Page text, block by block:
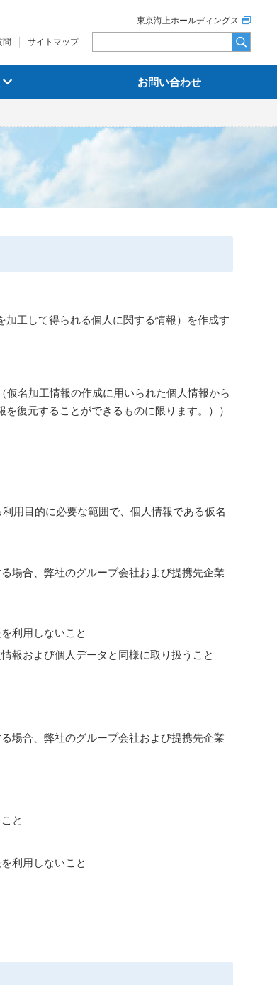
東京海上ホールディングス
問 サイトマップ
お問い合わせ
工して得られる個人に関する情報）を作成す
名加工情報の作成に用いられた個人情報から
復元することができるものに限ります。））
用目的に必要な範囲で、個人情報である仮名
場合、弊社のグループ会社および提携先企業
利用しないこと
報および個人データと同様に取り扱うこと
場合、弊社のグループ会社および提携先企業
と
利用しないこと